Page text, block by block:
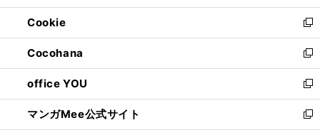
開
く
ウ
で
開
く
ン
ド
ウ
で
開
く
ウ
ィ
ン
ド
ウ
で
開
く
Cookie
新
し
い
ウ
ィ
ン
ド
ウ
Cocohana
新
し
い
ウ
ィ
ン
office YOU
新
し
い
ウ
マンガMee公式サイト
新
し